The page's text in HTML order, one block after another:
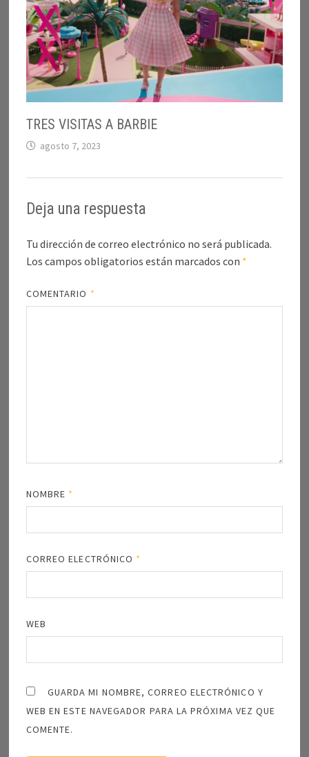
TRES VISITAS A BARBIE
agosto 7, 2023
Deja una respuesta
Tu dirección de correo electrónico no será publicada.
Los campos obligatorios están marcados con *
COMENTARIO *
NOMBRE *
CORREO ELECTRÓNICO *
WEB
GUARDA MI NOMBRE, CORREO ELECTRÓNICO Y
WEB EN ESTE NAVEGADOR PARA LA PRÓXIMA VEZ QUE
COMENTE.